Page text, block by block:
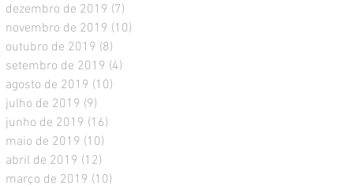
dezembro de 2019 (7)
novembro de 2019 (10)
outubro de 2019 (8)
setembro de 2019 (4)
agosto de 2019 (10)
julho de 2019 (9)
junho de 2019 (16)
maio de 2019 (10)
abril de 2019 (12)
março de 2019 (10)